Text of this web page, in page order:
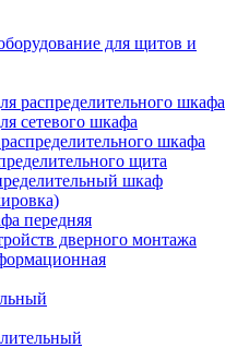
для щитов и
распределительного шкафа
сетевого шкафа
шкафа
щита
шкаф
передняя
дверного монтажа